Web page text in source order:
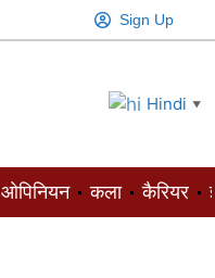
Sign Up
Hindi ▼
ओपिनियन कला कैरियर